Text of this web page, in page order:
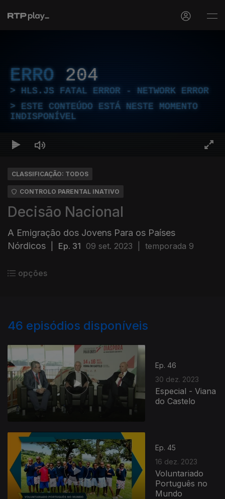
ERRO 204
HLS.JS FATAL ERROR - NETWORK ERROR
ESTE CONTEÚDO ESTÁ NESTE MOMENTO
INDISPONÍVEL
CLASSIFICAÇÃO: TODOS
CONTROLO PARENTAL INATIVO
Decisão Nacional
A Emigração dos Jovens Para os Países
Nórdicos
Ep. 31 09 set. 2023 temporada 9
opções
46 episódios disponíveis
Ep. 46
30 dez. 2023
Especial - Viana
do Castelo
Ep. 45
16 dez. 2023
Voluntariado
Português no
Mundo